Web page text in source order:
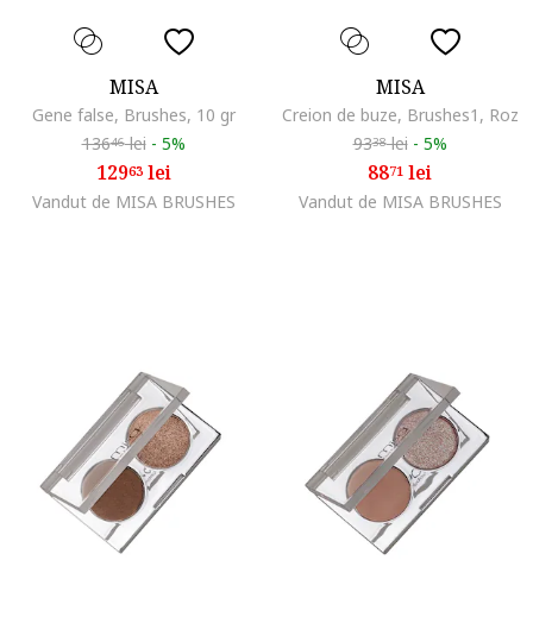
MISA
Gene false, Brushes, 10 gr
13646lei - 5%
12963lei
Vandut de MISA BRUSHES
MISA
Creion de buze, Brushes1, Roz
9338lei - 5%
8871 lei
Vandut de MISA BRUSHES